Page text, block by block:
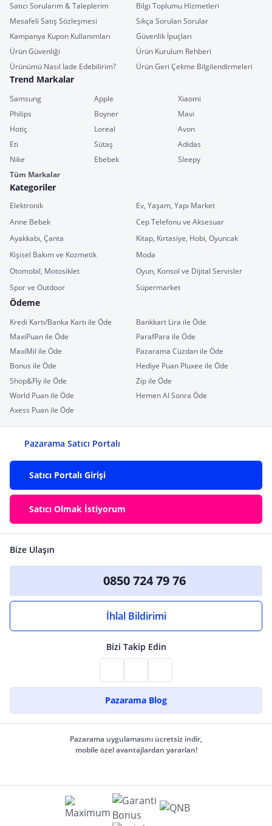
Satıcı Sorularım & Taleplerim
Bilgi Toplumu Hizmetleri
Mesafeli Satış Sözleşmesi
Sıkça Sorulan Sorular
Kampanya Kupon Kullanımları
Güvenlik İpuçları
Ürün Güvenliği
Ürün Kurulum Rehberi
Ürünümü Nasıl İade Edebilirim?
Ürün Geri Çekme Bilgilendirmeleri
Trend Markalar
Samsung Apple
Xiaomi
Philips
Boyner
Mavi
Hotiç
Loreal
Avon
Eti
Sütaş
Adidas
Nike
Ebebek
Sleepy
Tüm Markalar
Kategoriler
Elektronik
Ev, Yaşam, Yapı Market
Anne Bebek
Cep Telefonu ve Aksesuar
Ayakkabı, Çanta
Kitap, Kırtasiye, Hobi, Oyuncak
Kişisel Bakım ve Kozmetik
Moda
Otomobil, Motosiklet
Oyun, Konsol ve Dijital Servisler
Spor ve Outdoor
Süpermarket
Ödeme
Kredi Kartı/Banka Kartı ile Öde
Bankkart Lira ile Öde
MaxiPuan ile Öde
ParafPara ile Öde
MaxiMil ile Öde
Pazarama Cüzdan ile Öde
Bonus ile Öde
Hediye Puan Pluxee ile Öde
Shop&Fly ile Öde
Zip ile Öde
World Puan ile Öde
Hemen Al Sonra Öde
Axess Puan ile Öde
Pazarama Satıcı Portalı
Satıcı Portalı Girişi
Satıcı Olmak İstiyorum
Bize Ulaşın
0850 724 79 76
İhlal Bildirimi
Bizi Takip Edin
Pazarama Blog
Pazarama uygulamasını ücretsiz indir,
mobile özel avantajlardan yararlan!